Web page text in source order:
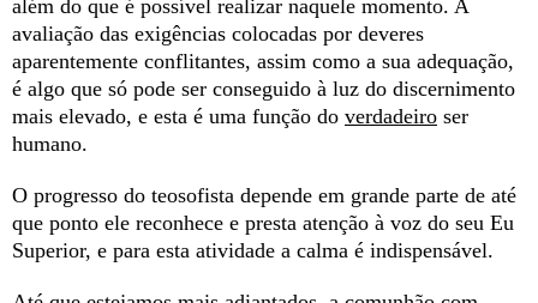
além do que é possível realizar naquele momento. A
avaliação das exigências colocadas por deveres
aparentemente conflitantes, assim como a sua adequação,
é algo que só pode ser conseguido à luz do discernimento
mais elevado, e esta é uma função do verdadeiro ser
humano.
O progresso do teosofista depende em grande parte de até
que ponto ele reconhece e presta atenção à voz do seu Eu
Superior, e para esta atividade a calma é indispensável.